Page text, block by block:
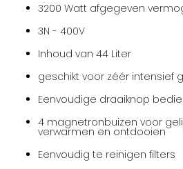
3200 Watt afgegeven
3N - 400V
Inhoud van 44 Liter
geschikt voor zéér intensief
Eenvoudige draaiknop
4 magnetronbuizen voor
verwarmen en ontdooien
Eenvoudig te reinigen filters